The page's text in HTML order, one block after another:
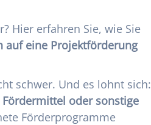
Hier erfahren Sie, wie Sie
auf eine Projektförderung
schwer. Und es lohnt sich:
Fördermittel oder sonstige
Förderprogramme